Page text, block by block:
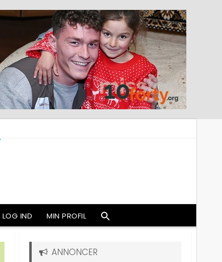
LOG IND MIN PROFIL
ANNONCER